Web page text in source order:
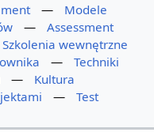
—
Modele
—
Assessment
Szkolenia wewnętrzne
—
Techniki
—
Kultura
—
Test